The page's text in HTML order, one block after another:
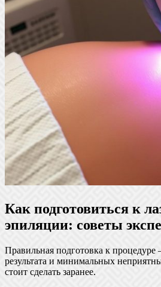
Как подготовиться к
эпиляции: советы
Правильная подготовка к процедуре
результата и минимальных
стоит сделать заранее.